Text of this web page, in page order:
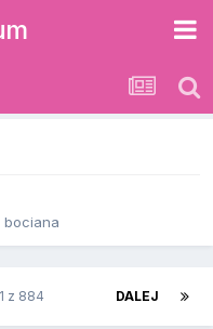
bociana
DALEJ
z 884